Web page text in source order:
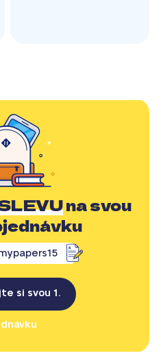
na svou
si svou 1.